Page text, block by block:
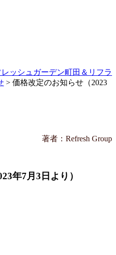
ッシュガーデン町田＆リフラ
> 価格改定のお知らせ（2023
著者：Refresh Group
年7月3日より）
各位